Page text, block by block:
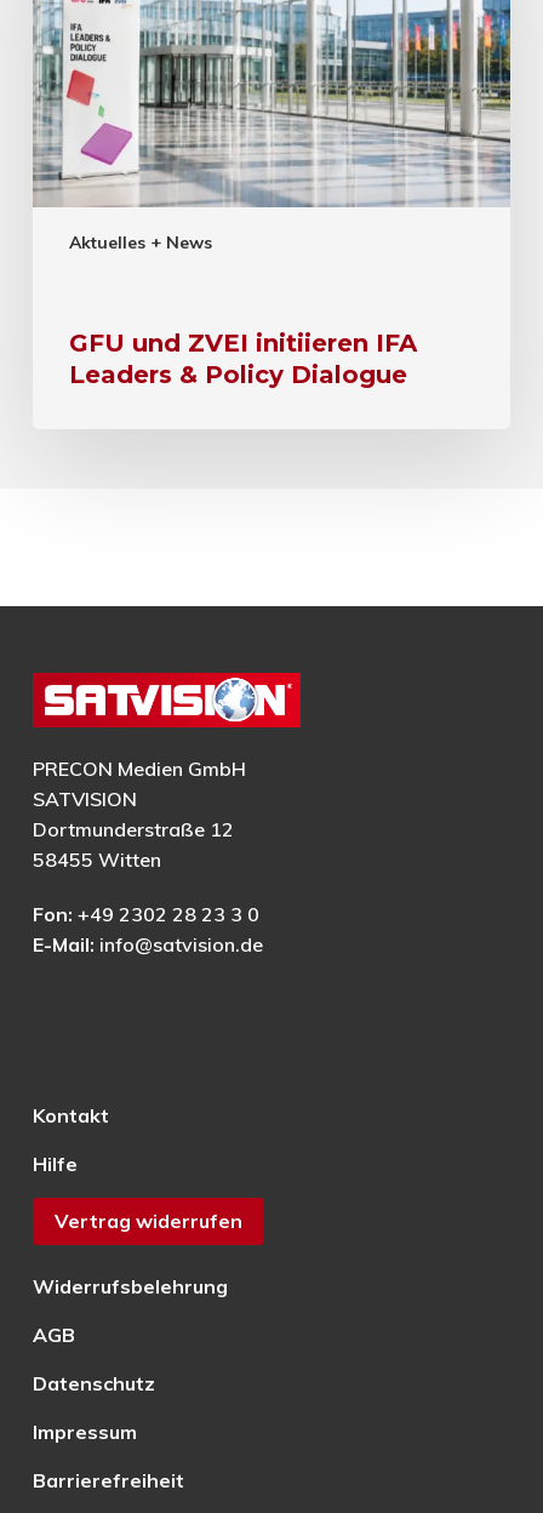
Aktuelles + News
GFU und ZVEI initiieren IFA
Leaders & Policy Dialogue
PRECON Medien GmbH
SATVISION
Dortmunderstraße 12
58455 Witten
Fon: +49 2302 28 23 3 0
E-Mail: info@satvision.de
Kontakt
Hilfe
Vertrag widerrufen
Widerrufsbelehrung
AGB
Datenschutz
Impressum
Barrierefreiheit